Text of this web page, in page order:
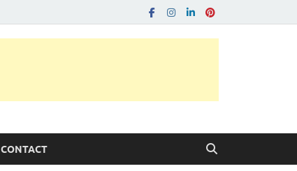
CONTACT